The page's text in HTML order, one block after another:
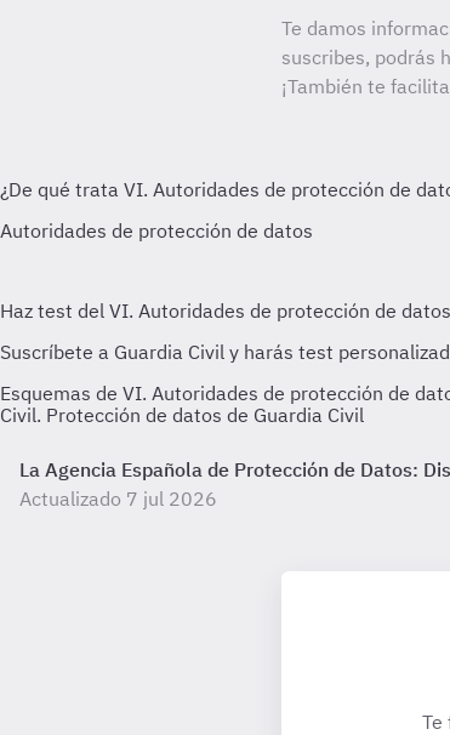
Te damos
suscribes, podrás
¡También te
Esquemas de VI. Autoridades de protección de
Civil. Protección de datos de Guardia Civil
La Agencia Española de Protección de Datos:
Actualizado 7 jul 2026
Te